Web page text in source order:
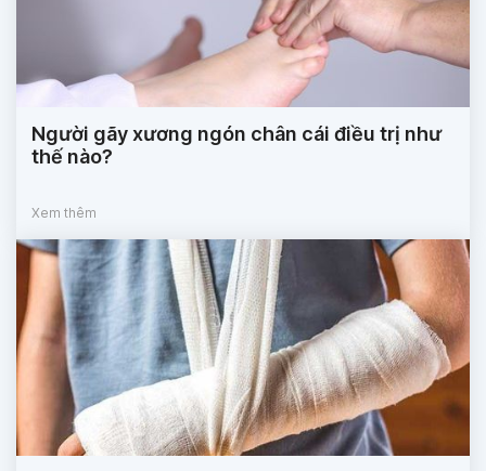
Người gãy xương ngón chân cái điều trị như
thế nào?
Xem thêm